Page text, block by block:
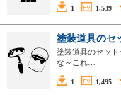
1 1,539
塗装道具のセ
塗装道具のセッ
な～これ…
1 1,495